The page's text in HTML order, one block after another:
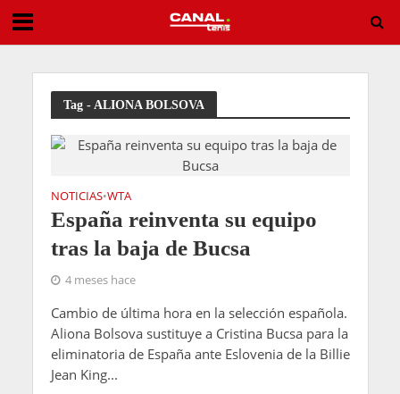
Se desploma la ilusión canadiense: Auger-Aliassime se baja del Masters de Montreal
Tag - ALIONA BOLSOVA
NOTICIAS•WTA
España reinventa su equipo
tras la baja de Bucsa
4 meses hace
Cambio de última hora en la selección española.
Aliona Bolsova sustituye a Cristina Bucsa para la
eliminatoria de España ante Eslovenia de la Billie
Jean King...